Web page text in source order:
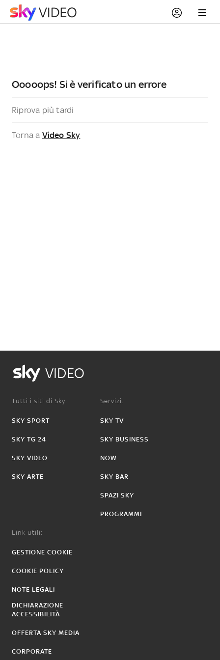
Ooooops! Si è verificato un errore
Riprova più tardi
Torna a Video Sky
VIDEO
Tutti i siti di Sky:
SKY SPORT
SKY TG 24
SKY VIDEO
SKY ARTE
Servizi:
SKY TV
SKY BUSINESS
NOW
SKY BAR
SPAZI SKY
PROGRAMMI
Link utili:
GESTIONE COOKIE
COOKIE POLICY
NOTE LEGALI
DICHIARAZIONE
ACCESSIBILITÀ
OFFERTA SKY MEDIA
CORPORATE